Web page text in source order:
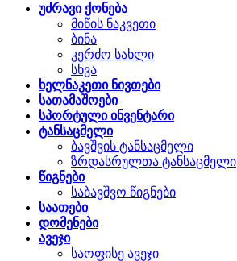
უძრავი ქონება
მიწის ნაკვეთი
ბინა
კერძო სახლი
სხვა
ხელნაკეთი ნივთები
სათამაშოები
სპორტული ინვენტარი
ტანსაცმელი
ბავშვის ტანსაცმელი
ზრდასრულთა ტანსაცმელი
წიგნები
საბავშვო წიგნები
საათები
დომენები
ავეჯი
საოფისე ავეჯი